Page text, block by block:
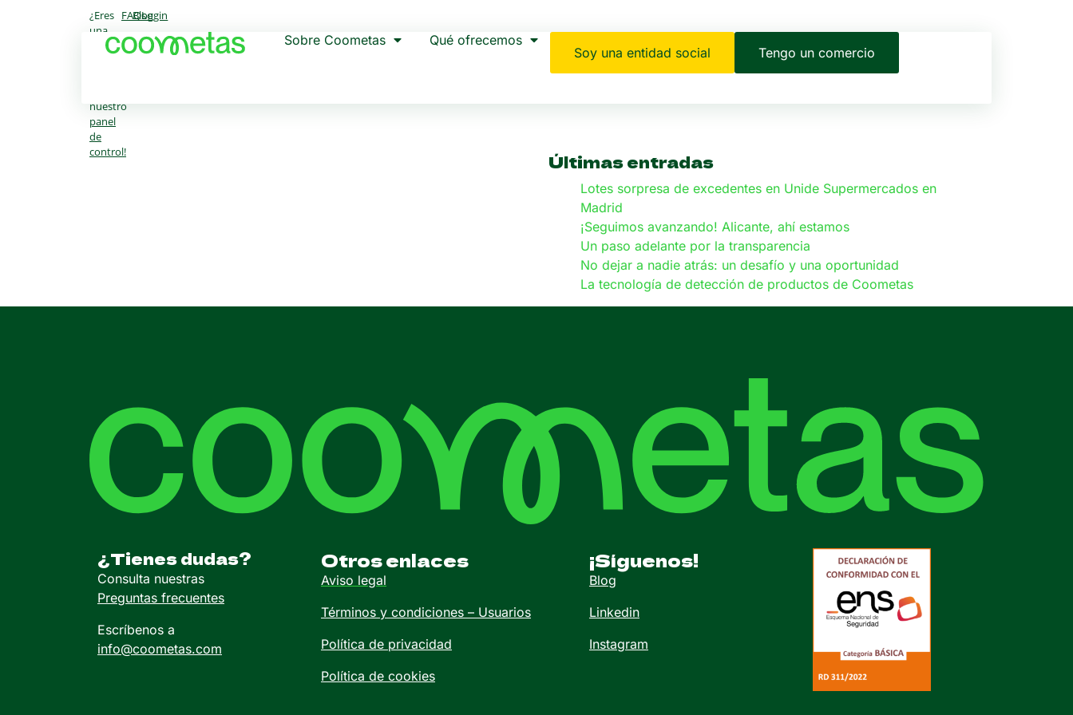
¿Eres
una
entidad
nuestro
panel
de
control!
FAQs
BlogLogin
Sobre Coometas
Qué ofrecemos
Soy una entidad social
Tengo un comercio
Últimas entradas
Lotes sorpresa de excedentes en Unide Supermercados en
Madrid
¡Seguimos avanzando! Alicante, ahí estamos
Un paso adelante por la transparencia
No dejar a nadie atrás: un desafío y una oportunidad
La tecnología de detección de productos de Coometas
¿Tienes dudas?
Consulta nuestras
Preguntas frecuentes
Escríbenos a
info@coometas.com
Otros enlaces
Aviso legal
Términos y condiciones – Usuarios
Política de privacidad
Política de cookies
¡Síguenos!
Blog
Linkedin
Instagram